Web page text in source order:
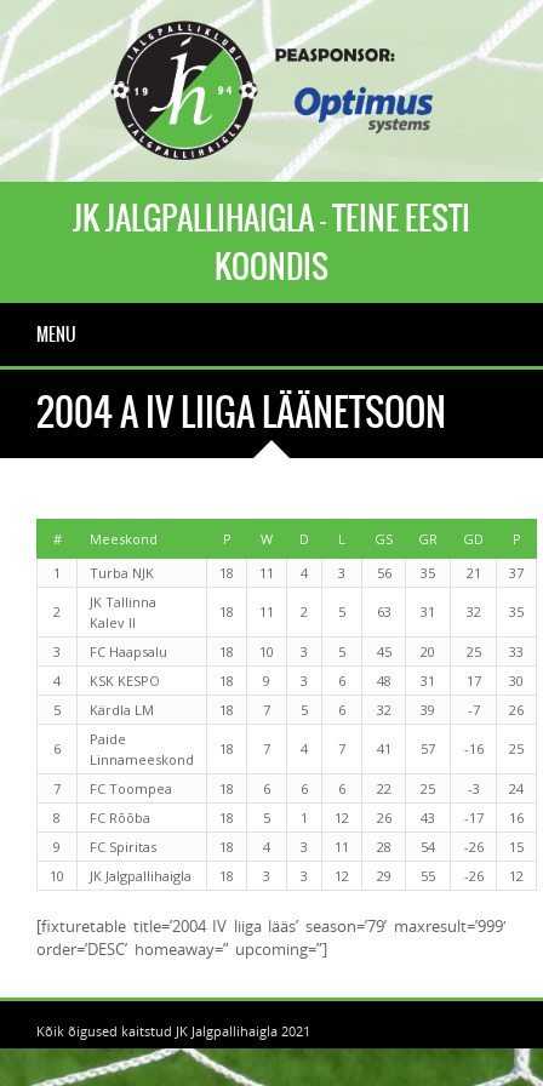
JK JALGPALLIHAIGLA - TEINE EESTI
KOONDIS
MENU
2004 A IV LIIGA LÄÄNETSOON
# Meeskond P W D L GS GR GD
P
1
Turba NJK 18 11 4 3 56 35 21 37
2
JK Tallinna
Kalev II
18 11 2 5 63 31 32 35
3 FC Haapsalu 18 10 3 5 45 20 25
33
4
KSK KESPO 18 9 3 6 48 31 17
30
5
Kärdla LM 18 7 5 6 32 39 -7 26
6
Paide
Linnameeskond
18 7 4 7 41 57 -16 25
7 FC Toompea 18 6 6 6 22 25 -3
24
8
FC Rõõba 18 5 1 12 26 43 -17
16
9
FC Spiritas 18 4 3 11 28 54 -26
15
10
JK Jalgpallihaigla 18 3 3 12 29 55 -26 12
[fixturetable title=’2004 IV liiga lääs’ season=’79’ maxresult=’999′
order=’DESC’ homeaway=” upcoming=”]
Kõik õigused kaitstud JK Jalgpallihaigla 2021